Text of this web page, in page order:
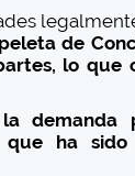
de
lo que
demanda
que ha